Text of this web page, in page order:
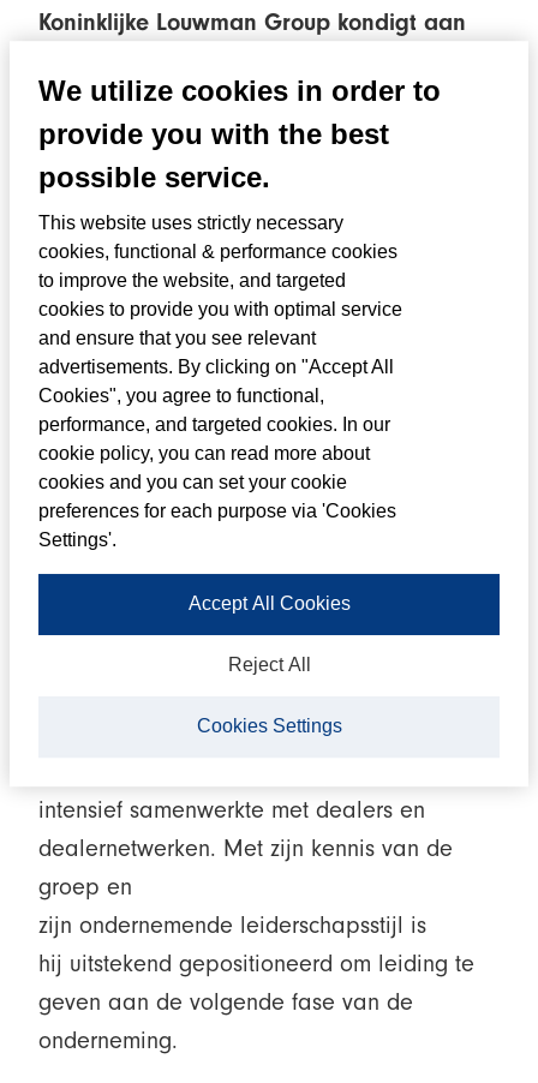
Koninklijke Louwman Group kondigt aan
benoemd tot CEO van de organisatie.
Daarnaast wordt de Raad van
Commissarissen uitgebreid middels de
benoeming van Ton van Veen en Cor
Baltus als leden. Met deze benoemingen
kiest Louwman Group voor continuïteit in
het bestuur en versterking van het toezicht
in de volgende fase van het familiebedrijf.
Vincent Jorritsma is momenteel werkzaam
binnen Toyota Louwman Financial Services,
een deelneming van Louwman Group, waar
hij de afgelopen jaren een succesvolle
bijdrage heeft geleverd aan de verdere
ontwikkeling en groei van de organisatie.
Daarvoor was hij actief bij Nimag, importeur
hij brede ervaring opdeed binnen
intensief samenwerkte met dealers en
dealernetwerken. Met zijn kennis van de
groep en
zijn ondernemende leiderschapsstijl is
hij uitstekend gepositioneerd om leiding te
geven aan de volgende fase van de
onderneming.
We utilize cookies in order to
provide you with the best
possible service.
This website uses strictly necessary
cookies, functional & performance cookies
to improve the website, and targeted
cookies to provide you with optimal service
and ensure that you see relevant
advertisements. By clicking on "Accept All
Cookies", you agree to functional,
performance, and targeted cookies. In our
cookie policy, you can read more about
cookies and you can set your cookie
preferences for each purpose via 'Cookies
Settings'.
Reject All
Accept All Cookies
Cookies Settings